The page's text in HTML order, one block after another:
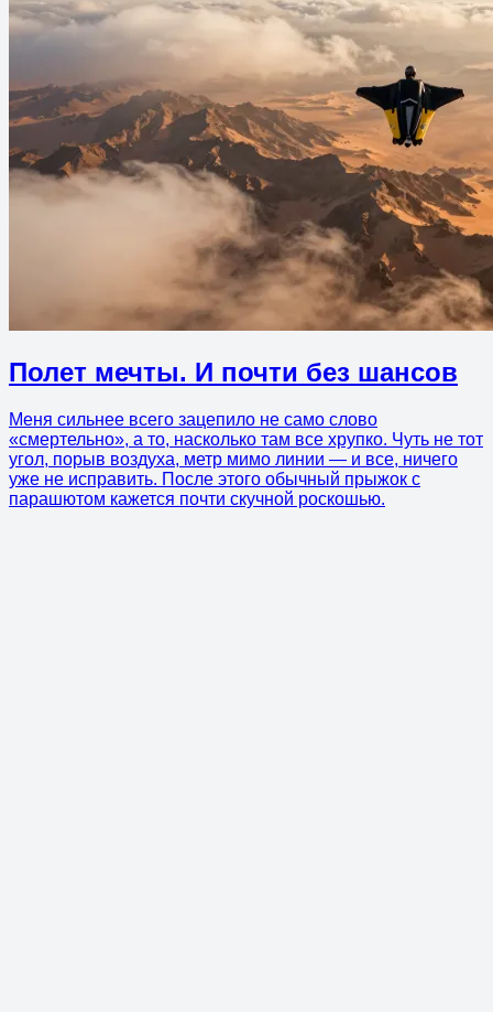
Полет мечты. И почти без шансов
Меня сильнее всего зацепило не само слово
«смертельно», а то, насколько там все хрупко. Чуть не тот
угол, порыв воздуха, метр мимо линии — и все, ничего
уже не исправить. После этого обычный прыжок с
парашютом кажется почти скучной роскошью.